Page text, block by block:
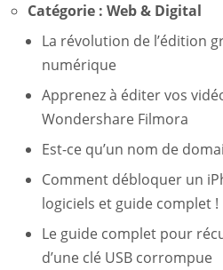
Catégorie : Web & Digital
La révolution de l’édition
numérique
Apprenez à éditer vos
Wondershare Filmora
Est-ce qu’un nom de
Comment débloquer un
logiciels et guide complet !
Le guide complet pour
d’une clé USB corrompue